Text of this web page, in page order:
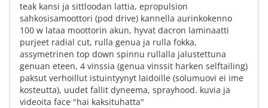
teak kansi ja sittloodan lattia, epropulsion
sahkosisamoottori (pod drive) kannella aurinkokenno
100 w lataa moottorin akun, hyvat dacron laminaatti
purjeet radial cut, rulla genua ja rulla fokka,
assymetrinen top down spinnu rullalla jalustettuna
genuan eteen, 4 vinssia (genua vinssit harken selftailing)
paksut verhoillut istuintyynyt laidoille (solumuovi ei ime
kosteutta), uudet fallit dyneema, sprayhood. kuvia ja
videoita face "hai kaksituhatta"